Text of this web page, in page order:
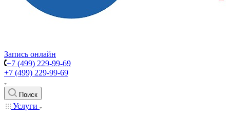
Запись онлайн
+7 (499) 229-99-69
+7 (499) 229-99-69
Поиск
Услуги